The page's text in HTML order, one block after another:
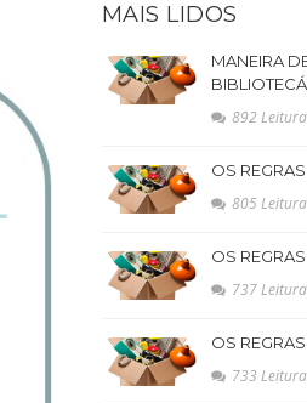
MAIS LIDOS
MANEIRA
892
OS REGRAS
805
OS
737
OS REGRAS
733